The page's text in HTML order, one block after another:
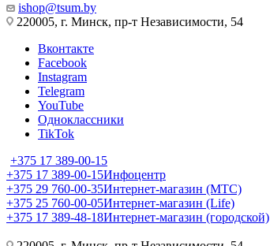
ishop@tsum.by
220005, г. Минск, пр-т Независимости, 54
Вконтакте
Facebook
Instagram
Telegram
YouTube
Одноклассники
TikTok
+375 17 389-00-15
+375 17 389-00-15Инфоцентр
+375 29 760-00-35Интернет-магазин (МТС)
+375 25 760-00-05Интернет-магазин (Life)
+375 17 389-48-18Интернет-магазин (городской)